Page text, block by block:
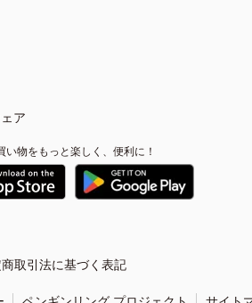
ア
い物をもっと楽しく、便利に！
取引法に基づく表記